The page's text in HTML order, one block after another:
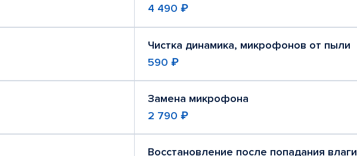
4 490 ₽
Чистка динамика, микрофонов от пыли
590 ₽
Замена микрофона
2 790 ₽
Восстановление после попадания влаги